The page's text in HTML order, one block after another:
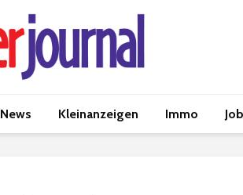
News Kleinanzeigen Immo